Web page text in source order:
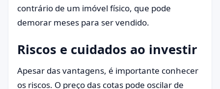
contrário de um imóvel físico, que pode
demorar meses para ser vendido.
Riscos e cuidados ao investir
Apesar das vantagens, é importante conhecer
os riscos. O preço das cotas pode oscilar de